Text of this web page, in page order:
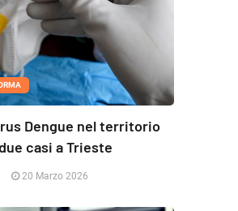
Dengue nel territorio
casi a Trieste
20 Marzo 2026